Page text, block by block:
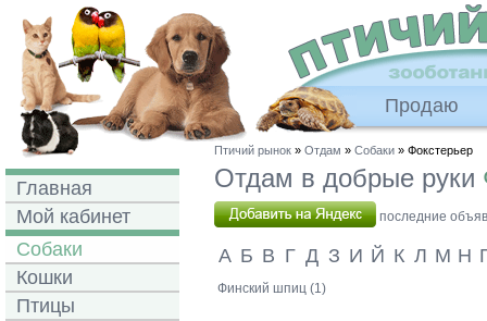
Продаю
Главная
Мой кабинет
Собаки
Кошки
Птицы
Птичий рынок » Отдам » Собаки » Фокстерьер
Отдам в добрые руки
последние
А Б В Г Д З И Й К Л М Н
Финский шпиц (1)